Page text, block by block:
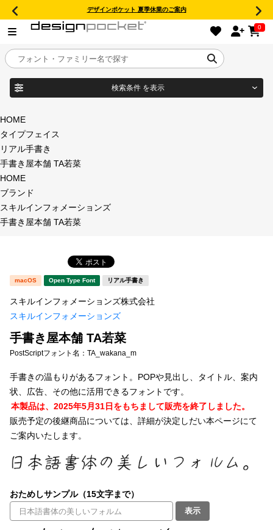
デザインポケット 夏季休業のご案内
0
目的別フォントガイド
特集
おすすめ
年間ライセンス商品
新着一覧
カート
お気に入り
ご利用ガイド
お問い合わせ
検索条件 を表示
商品名
フォント形式
タイプフェイス
明朝体
丸ゴシック
宋朝体
教科書体
草書体 勘亭流
江戸文字 デザイン毛筆
太さ・ウェイト
セット or 単体
HOME
タイプフェイス
リアル手書き
手書き屋本舗 TA若菜
HOME
ブランド
スキルインフォメーションズ
手書き屋本舗 TA若菜
macOS Open Type Font リアル手書き
スキルインフォメーションズ株式会社
スキルインフォメーションズ
手書き屋本舗 TA若菜
PostScriptフォント名： TA_wakana_m
手書きの温もりがあるフォント。POPや見出し、タイトル、案内
状、広告、その他に活用できるフォントです。
本製品は、2025年5月31日をもちまして販売を終了しました。
販売予定の後継商品については、詳細が決定しだい本ページにて
ご案内いたします。
おためしサンプル（15文字まで）
表示